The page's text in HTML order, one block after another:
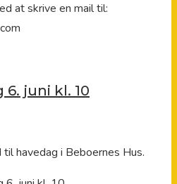
at skrive en mail til:
6. juni kl. 10
havedag i Beboernes Hus.